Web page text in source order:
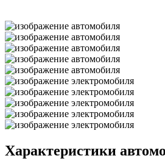
Характеристики